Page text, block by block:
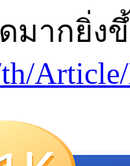
มากยิ่ง